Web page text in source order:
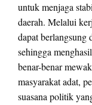
untuk menjaga
daerah. Melalui
dapat berlangsung
sehingga
benar-benar
masyarakat adat,
suasana politik